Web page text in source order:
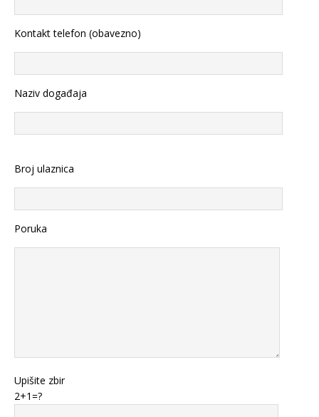
Kontakt telefon (obavezno)
Naziv događaja
Broj ulaznica
Poruka
Upišite zbir
2+1=?